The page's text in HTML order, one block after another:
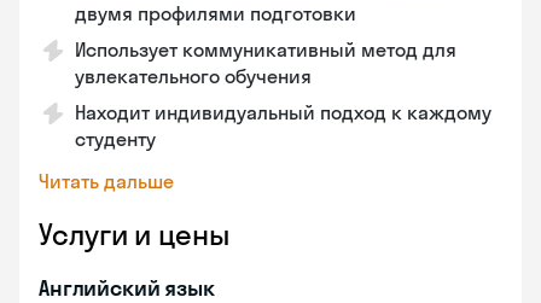
двумя профилями подготовки
Использует коммуникативный метод для
увлекательного обучения
Находит индивидуальный подход к каждому
студенту
Читать дальше
Услуги и цены
Английский язык